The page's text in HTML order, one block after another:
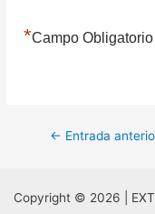
*Campo Obligatorio
entradas
← Entrada
Copyright © 2026 |